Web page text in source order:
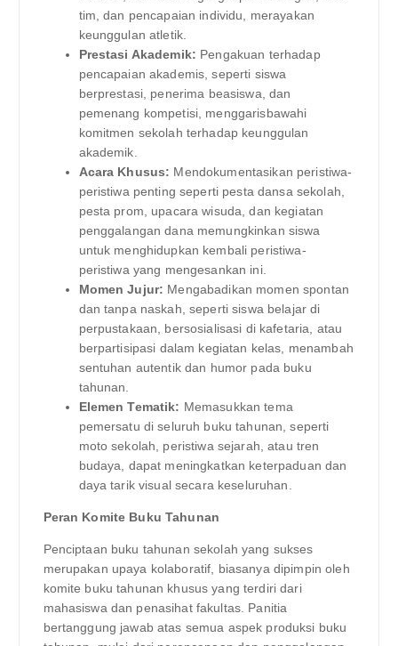
tim, dan pencapaian individu, merayakan
keunggulan atletik.
Prestasi Akademik: Pengakuan terhadap
pencapaian akademis, seperti siswa
berprestasi, penerima beasiswa, dan
pemenang kompetisi, menggarisbawahi
komitmen sekolah terhadap keunggulan
akademik.
Acara Khusus: Mendokumentasikan peristiwa-
peristiwa penting seperti pesta dansa sekolah,
pesta prom, upacara wisuda, dan kegiatan
penggalangan dana memungkinkan siswa
untuk menghidupkan kembali peristiwa-
peristiwa yang mengesankan ini.
Momen Jujur: Mengabadikan momen spontan
dan tanpa naskah, seperti siswa belajar di
perpustakaan, bersosialisasi di kafetaria, atau
berpartisipasi dalam kegiatan kelas, menambah
sentuhan autentik dan humor pada buku
tahunan.
Elemen Tematik: Memasukkan tema
pemersatu di seluruh buku tahunan, seperti
moto sekolah, peristiwa sejarah, atau tren
budaya, dapat meningkatkan keterpaduan dan
daya tarik visual secara keseluruhan.
Peran Komite Buku Tahunan
Penciptaan buku tahunan sekolah yang sukses
merupakan upaya kolaboratif, biasanya dipimpin oleh
komite buku tahunan khusus yang terdiri dari
mahasiswa dan penasihat fakultas. Panitia
bertanggung jawab atas semua aspek produksi buku